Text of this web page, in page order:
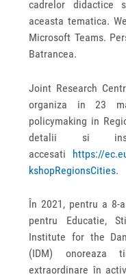
cadrelor didactice
aceasta tematica.
Microsoft Teams.
Batrancea.
Joint Research
organiza in 23
policymaking in
detalii si
accesati https://
kshopRegionsCities.
În 2021, pentru a 8-
pentru Educatie,
Institute for the
(IDM) onoreaza
extraordinare în